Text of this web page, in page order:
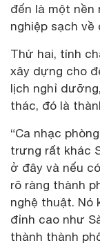
đến là một nền
nghiệp sạch về
Thứ hai, tính
xây dựng cho
lịch nghỉ
thác, đó là
“Ca nhạc
trưng rất khác
ở đây và nếu
rõ ràng thành
nghệ thuật. Nó
đỉnh cao như
thành thành